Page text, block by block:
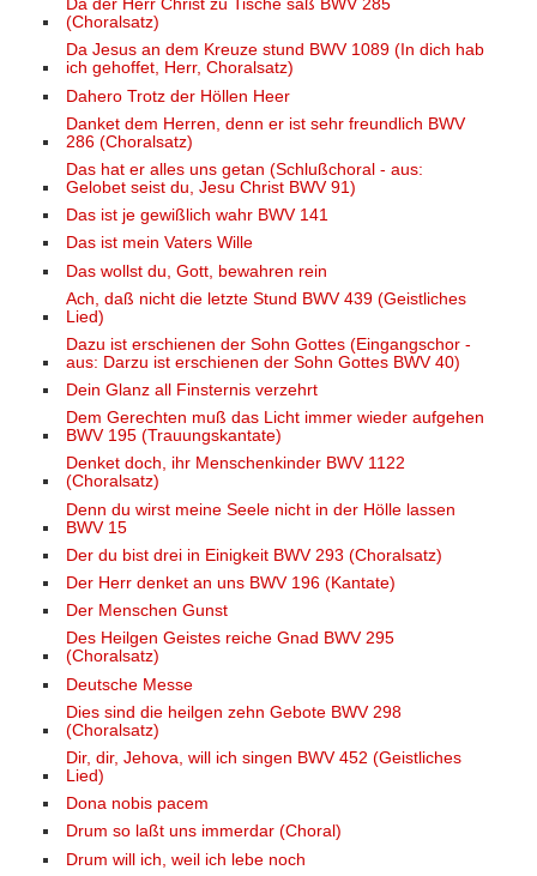
Da der Herr Christ zu Tische saß BWV 285
(Choralsatz)
Da Jesus an dem Kreuze stund BWV 1089 (In dich hab
ich gehoffet, Herr, Choralsatz)
Dahero Trotz der Höllen Heer
Danket dem Herren, denn er ist sehr freundlich BWV
286 (Choralsatz)
Das hat er alles uns getan (Schlußchoral - aus:
Gelobet seist du, Jesu Christ BWV 91)
Das ist je gewißlich wahr BWV 141
Das ist mein Vaters Wille
Das wollst du, Gott, bewahren rein
Ach, daß nicht die letzte Stund BWV 439 (Geistliches
Lied)
Dazu ist erschienen der Sohn Gottes (Eingangschor -
aus: Darzu ist erschienen der Sohn Gottes BWV 40)
Dein Glanz all Finsternis verzehrt
Dem Gerechten muß das Licht immer wieder aufgehen
BWV 195 (Trauungskantate)
Denket doch, ihr Menschenkinder BWV 1122
(Choralsatz)
Denn du wirst meine Seele nicht in der Hölle lassen
BWV 15
Der du bist drei in Einigkeit BWV 293 (Choralsatz)
Der Herr denket an uns BWV 196 (Kantate)
Der Menschen Gunst
Des Heilgen Geistes reiche Gnad BWV 295
(Choralsatz)
Deutsche Messe
Dies sind die heilgen zehn Gebote BWV 298
(Choralsatz)
Dir, dir, Jehova, will ich singen BWV 452 (Geistliches
Lied)
Dona nobis pacem
Drum so laßt uns immerdar (Choral)
Drum will ich, weil ich lebe noch